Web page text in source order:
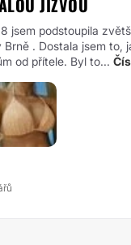
JIZVOU
jsem podstoupila
Brně . Dostala jsem to,
od přítele. Byl to...